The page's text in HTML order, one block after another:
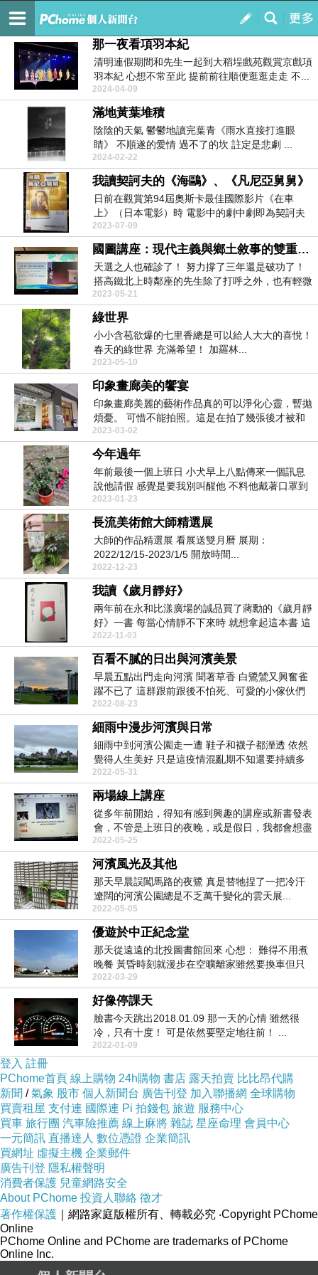
我的
訂閱
小知之的心情天空
那一夜看項羽本紀
清明連假期間和先生一起到大稻埕戲苑觀賞京戲項
羽本紀 心想不常至此 提前前往順便逛逛走走 不...
2024-04-09
滿地黃葉堆積
陰陰的天氣 鬱鬱地讀完葉青《雨水直接打進眼
睛》 不順遂的愛情 過不了的坎 註定是悲劇 ...
2024-02-22
我讀契訶夫的《海鷗》、《凡尼亞舅舅》
日前在觀賞第94屆奧斯卡最佳國際影片《在車
上》（日本電影）時 電影中的劇中劇即為契訶夫
的《凡尼亞舅...
2023-07-09
國圖講座：現代主義與鄉土敘事的雙重變奏：七等生及其影視改編作品
天選之人也確診了！ 努力撐了三年還是破功了！
搭高鐵北上時鄰座的先生除了打呼之外，也有輕微
咳...
2023-05-21
綠世界
小小含苞欲爆的七里香總是可以給人大大的喜悅！
春天的綠世界 充滿希望！ 加羅林...
2023-05-10
印象畫廊美的饗宴
印象畫廊美麗的藝術作品真的可以淨化心靈，暫拋
煩憂。 可惜不能拍照。這是在拍了幾張後才被和
善的服...
2023-03-02
今年過年
年前最後一個上班日 小犬早上八點傳來一個訊息
說他請假 感覺是要我別叫醒他 不料他戴著口罩到
客廳...
2023-01-23
長流美術館大師精選展
大師的作品精選展 看展送雙月曆 展期：
2022/12/15-2023/1/5 開放時間...
2022-12-23
我讀《歲月靜好》
兩年前在永和比漾廣場的誠品買了蔣勳的《歲月靜
好》一書 每當心情靜不下來時 就想拿起這本書 這
本...
2022-11-03
百看不膩的日出與河濱美景
早晨五點出門走向河濱 聞著草香 白鷺鷥又興奮雀
躍不已了 這群跟前跟後不怕死、可愛的小傢伙們
...
2022-08-23
細雨中漫步河濱與日常
細雨中到河濱公園走一遭 鞋子和襪子都溼透 依然
覺得人生美好 只是這疫情混亂期不知還要持續多
久 ...
2022-05-31
兩場線上講座
從多年前開始，得知有感到興趣的講座或新書發表
會，不管是上班日的夜晚，或是假日，我都會想盡
辦法報名趕去...
2022-05-25
河濱風光及其他
那天早晨誤闖馬路的夜鷺 真是替牠捏了一把冷汗
遼闊的河濱公園總是不乏萬千變化的雲天展...
2022-05-05
優遊於中正紀念堂
那天從遠遠的北投圖書館回來 心想： 難得不用煮
晚餐 黃昏時刻就漫步在空曠離家雖然要換車但只
有捷...
2022-03-29
好像停課天
臉書今天跳出2018.01.09 那一天的心情 雖然很
冷，只有十度！ 可是依然要堅定地往前！ ...
2022-01-09
登入 註冊
PChome首頁 線上購物 24h購物 書店 露天拍賣 比比昂代購
新聞 /氣象 股市 個人新聞台 廣告刊登 加入聯播網 全球購物
買賣租屋 支付連 國際連 Pi 拍錢包 旅遊 服務中心
買車 旅行團 汽車險推薦 線上麻將 雜誌 星座命理 會員中心
一元簡訊 直播達人 數位憑證 企業簡訊
買網址 虛擬主機 企業郵件
廣告刊登 隱私權聲明
消費者保護 兒童網路安全
About PChome 投資人聯絡 徵才
著作權保護 ｜網路家庭版權所有、轉載必究 ‧Copyright PChome
Online
PChome Online and PChome are trademarks of PChome
Online Inc.